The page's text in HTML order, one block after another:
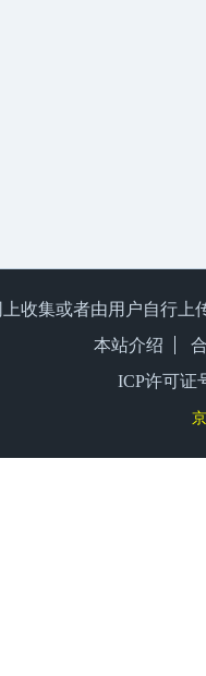
收集或者由用户自行
本站介绍
ICP许可证